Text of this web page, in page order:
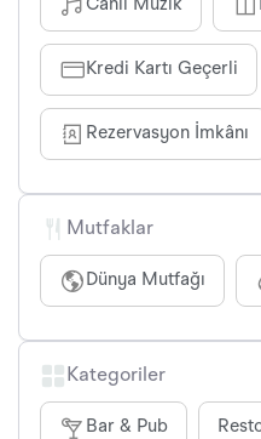
Canlı Müzik
Kredi Kartı Geçerli
Rezervasyon İmkânı
Mutfaklar
Dünya Mutfağı
Kategoriler
Bar & Pub